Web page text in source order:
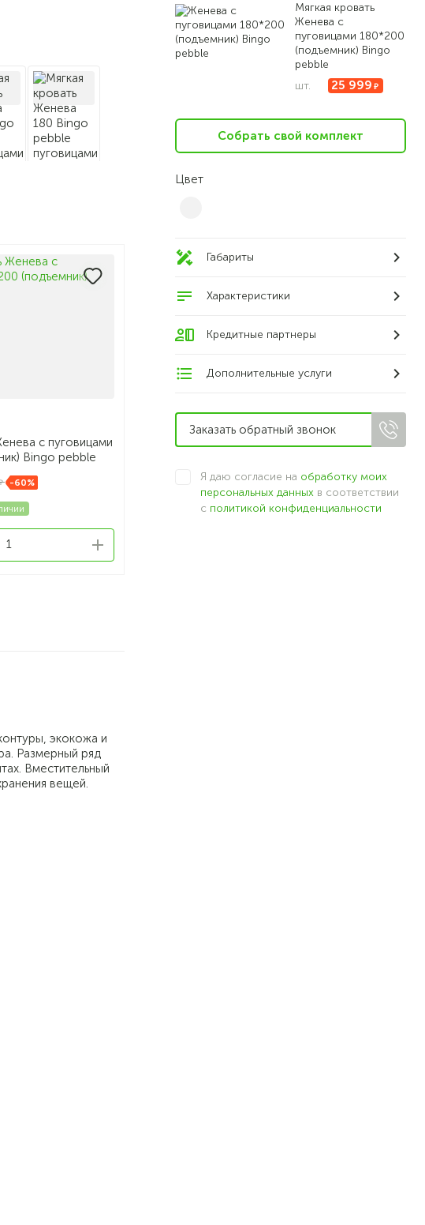
с пуговицами
Bingo pebble
-60%
1
экокожа и
Размерный ряд
Вместительный
вещей.
Мягкая кровать
Женева с
пуговицами 180*200
(подъемник) Bingo
pebble
шт.
25 999
Собрать свой комплект
Цвет
Габариты
Характеристики
Кредитные партнеры
Дополнительные услуги
Я даю согласие на обработку моих
персональных данных в соответствии
с политикой конфиденциальности